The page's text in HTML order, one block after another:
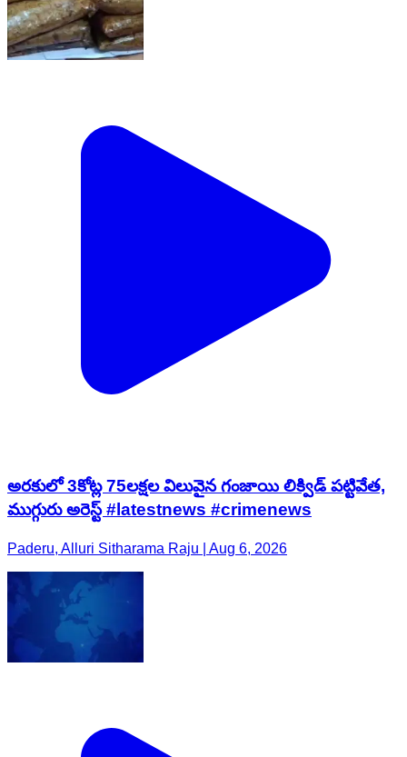
అరకులో 3కోట్ల 75లక్షల విలువైన గంజాయి లిక్విడ్ పట్టివేత,
ముగ్గురు అరెస్ట్ #latestnews #crimenews
Paderu, Alluri Sitharama Raju | Aug 6, 2026